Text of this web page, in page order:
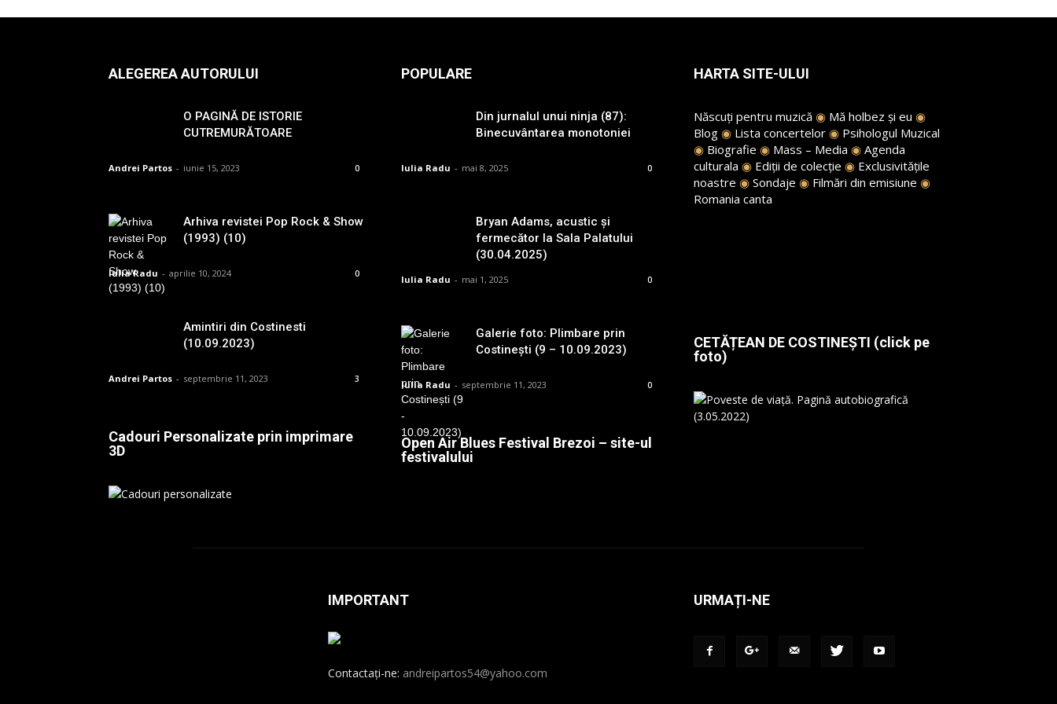
ALEGEREA AUTORULUI
O PAGINĂ DE ISTORIE
CUTREMURĂTOARE
Andrei Partos - iunie 15, 2023 0
Arhiva revistei Pop Rock & Show
(1993) (10)
Iulia Radu - aprilie 10, 2024 0
Amintiri din Costinesti
(10.09.2023)
Andrei Partos - septembrie 11, 2023 3
Cadouri Personalizate prin imprimare
3D
POPULARE
Din jurnalul unui ninja (87):
Binecuvântarea monotoniei
Iulia Radu - mai 8, 2025 0
Bryan Adams, acustic și
fermecător la Sala Palatului
(30.04.2025)
Iulia Radu - mai 1, 2025 0
Galerie foto: Plimbare prin
Costinești (9 – 10.09.2023)
Iulia Radu - septembrie 11, 2023 0
Open Air Blues Festival Brezoi – site-ul
festivalului
HARTA SITE-ULUI
Născuți pentru muzică ◉ Mă holbez și eu ◉
Blog ◉ Lista concertelor ◉ Psihologul Muzical
◉ Biografie ◉ Mass – Media ◉ Agenda
culturala ◉ Ediții de colecție ◉ Exclusivitățile
noastre ◉ Sondaje ◉ Filmări din emisiune ◉
Romania canta
CETĂȚEAN DE COSTINEȘTI (click pe
foto)
IMPORTANT
Contactați-ne: andreipartos54@yahoo.com
URMAȚI-NE